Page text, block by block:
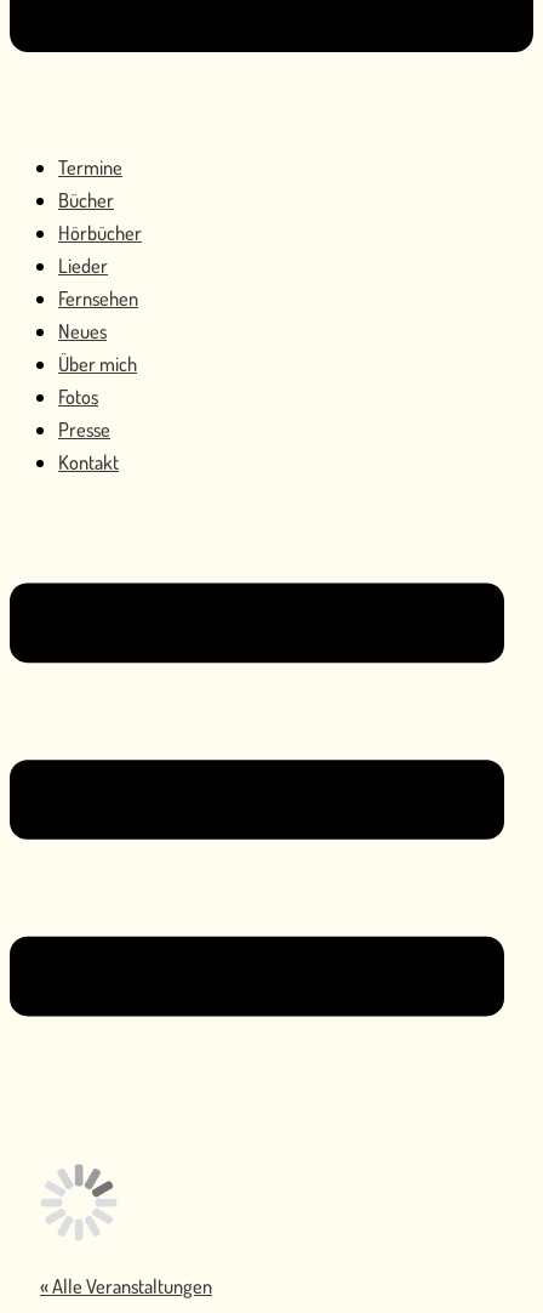
Termine
Bücher
Hörbücher
Lieder
Fernsehen
Neues
Über mich
Fotos
Presse
Kontakt
« Alle Veranstaltungen